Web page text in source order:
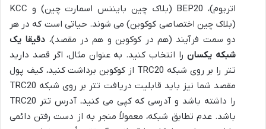
اتریوم)، BEP20 (بلاک چین بایننس اسمارت چین) و KCC
(بلاک چین اختصاصی کوکوین) می شوند. حیاتی است که در هر
دو سمت فرآیند (هم در کوکوین و هم در مقصد)، دقیقا یک
شبکه یکسانرا انتخاب کنید. به عنوان مثال، اگر قصد دارید
تتر را بر روی شبکه TRC20 از کوکوین برداشت کنید، کیف پول
مقصد شما نیز باید قابلیت دریافت تتر بر روی شبکه TRC20
را داشته باشد و آدرسی که کپی می کنید، آدرس تتر TRC20
باشد. عدم تطابق شبکه، معمولاً منجر به از دست رفتن دائمی